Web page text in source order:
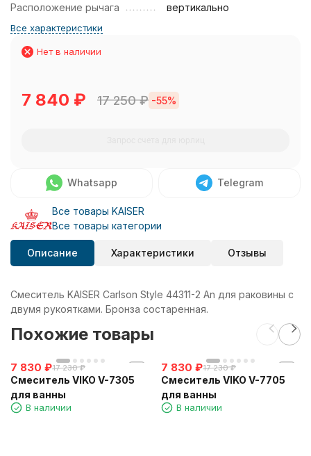
Расположение рычага
вертикально
Все характеристики
Нет в наличии
7 840 ₽ 17 250₽ -55%
Whatsapp Telegram
Все товары KAISER
Все товары категории
Описание Характеристики Отзывы
Смеситель KAISER Carlson Style 44311-2 An для раковины с
двумя рукоятками. Бронза состаренная.
Похожие товары
7 830 ₽17 230 ₽
Смеситель VIKO V-7305
для ванны
В наличии
7 830 ₽17 230 ₽
Смеситель VIKO V-7705
для ванны
В наличии